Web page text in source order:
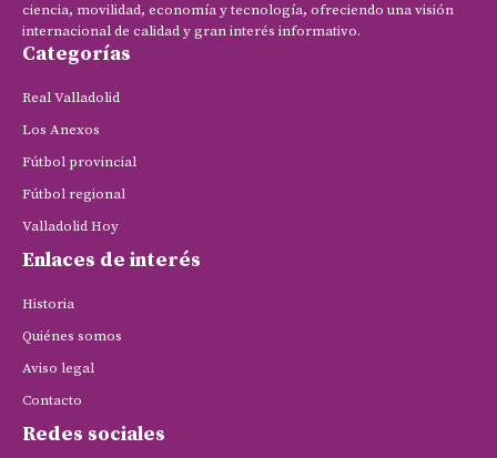
ciencia, movilidad, economía y tecnología, ofreciendo una visión
internacional de calidad y gran interés informativo.
Categorías
Real Valladolid
Los Anexos
Fútbol provincial
Fútbol regional
Valladolid Hoy
Enlaces de interés
Historia
Quiénes somos
Aviso legal
Contacto
Redes sociales